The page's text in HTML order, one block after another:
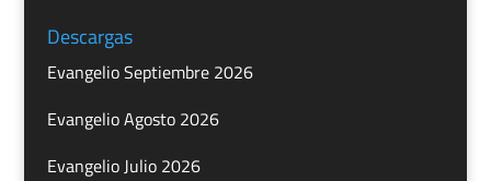
Descargas
Evangelio Septiembre 2026
Evangelio Agosto 2026
Evangelio Julio 2026